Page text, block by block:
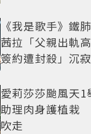
《我是歌手》鐵
茜拉「父親出軌
簽約遭封殺」沉
愛莉莎莎颱風天1
助理肉身護植栽
吹走